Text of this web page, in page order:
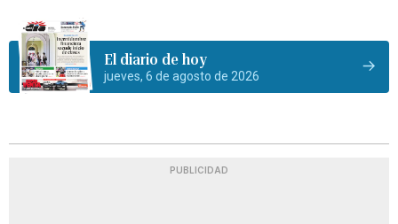
El diario de hoy
jueves, 6 de agosto de 2026
PUBLICIDAD